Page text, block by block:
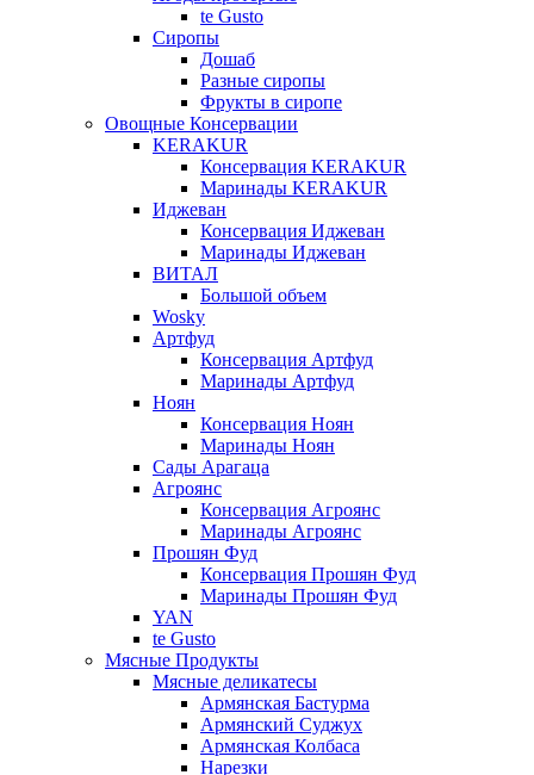
te Gusto
Сиропы
Дошаб
Разные сиропы
Фрукты в сиропе
Овощные Консервации
KERAKUR
Консервация KERAKUR
Маринады KERAKUR
Иджеван
Консервация Иджеван
Маринады Иджеван
ВИТАЛ
Большой объем
Wosky
Артфуд
Консервация Артфуд
Маринады Артфуд
Ноян
Консервация Ноян
Маринады Ноян
Сады Арагаца
Агроянс
Консервация Агроянс
Маринады Агроянс
Прошян Фуд
Консервация Прошян Фуд
Маринады Прошян Фуд
YAN
te Gusto
Мясные Продукты
Мясные деликатесы
Армянская Бастурма
Армянский Суджух
Армянская Колбаса
Нарезки